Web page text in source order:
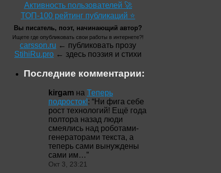
Активность пользователей 🚀
ТОП-100 рейтинг публикаций ⭐
Вы писатель, поэт, начинающий автор?
Ищете где опубликовать свои работы в интернете?!
carsson.ru ← публиковать прозу
StihiRu.pro ← здесь поэзия и стихи
Последние комментарии:
kirgam на Теперь
подросток!: “Ни фига себе
рост технологий! Ещё года
полтора назад люди
смеялись над роботами-
генераторами текста, а
теперь сами вынуждены
сами им…”
Окт 3, 23:21